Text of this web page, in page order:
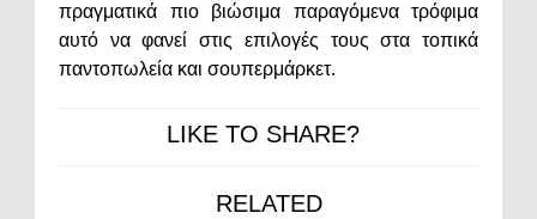
πραγματικά πιο βιώσιμα παραγόμενα τρόφιμα
αυτό να φανεί στις επιλογές τους στα τοπικά
παντοπωλεία και σουπερμάρκετ.
LIKE TO SHARE?
RELATED